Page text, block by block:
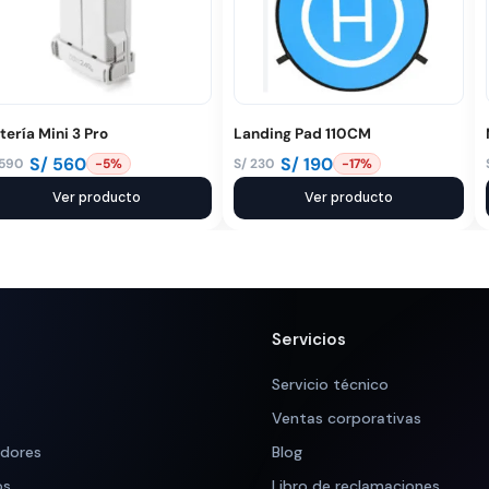
Mini 3 Pro
590 S/ 560 -5%
Ver producto
Landing Pad 110CM
S/230
El
original
S/190
El
actual
-17%
Ver producto
Servicios
Servicio técnico
Ventas corporativas
Blog